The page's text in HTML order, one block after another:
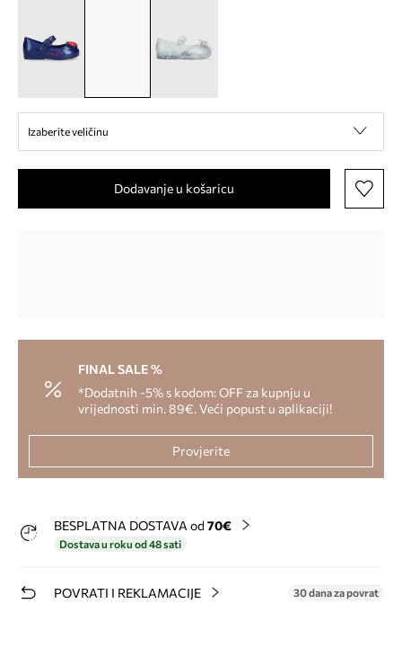
Izaberite veličinu
Dodavanje u košaricu
FINAL SALE %
*Dodatnih -5% s kodom: OFF za kupnju u
vrijednosti min. 89€. Veći popust u aplikaciji!
Provjerite
BESPLATNA DOSTAVA od 70€
Dostava u roku od 48 sati
POVRATI I REKLAMACIJE 30 dana za povrat